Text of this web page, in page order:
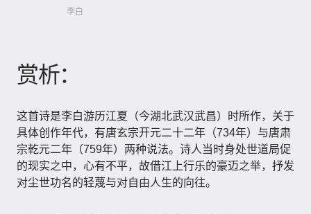
李白
赏析：
这首诗是李白游历江夏（今湖北武汉武昌）时所作，关于
具体创作年代，有唐玄宗开元二十二年（734年）与唐肃
宗乾元二年（759年）两种说法。诗人当时身处世道局促
的现实之中，心有不平，故借江上行乐的豪迈之举，抒发
对尘世功名的轻蔑与对自由人生的向往。